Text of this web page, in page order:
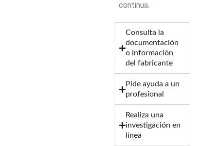
continua.
Consulta la
documentación
o información
del fabricante
Pide ayuda a un
profesional
Realiza una
investigación en
línea